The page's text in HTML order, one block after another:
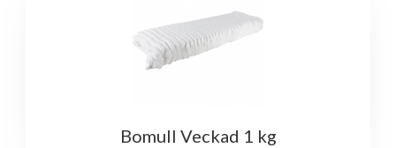
Bomull Veckad 1 kg